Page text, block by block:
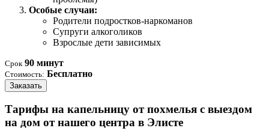
Особые случаи:
Родители подростков-наркоманов
Супруги алкоголиков
Взрослые дети зависимых
Срок 90 минут
Стоимость: Бесплатно
Заказать
Тарифы на капельницу от похмелья с выездом
на дом от нашего центра в Элисте